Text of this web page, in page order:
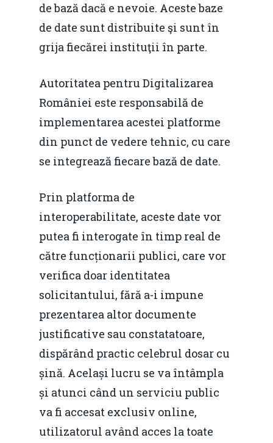
de bază dacă e nevoie. Aceste baze
de date sunt distribuite şi sunt în
grija fiecărei instituţii în parte.
Autoritatea pentru Digitalizarea
României este responsabilă de
implementarea acestei platforme
din punct de vedere tehnic, cu care
se integrează fiecare bază de date.
Prin platforma de
interoperabilitate, aceste date vor
putea fi interogate în timp real de
către funcționarii publici, care vor
verifica doar identitatea
solicitantului, fără a-i impune
prezentarea altor documente
justificative sau constatatoare,
dispărând practic celebrul dosar cu
șină. Același lucru se va întâmpla
și atunci când un serviciu public
va fi accesat exclusiv online,
utilizatorul având acces la toate
Home
Noutăți
Despre
Evenimente
Foto
Modelul economic
predictibilitate,
concurenţă.
Soluții de
IMM
Rolul băncilor în
IMM
Redresare vs.
Fiscalitate pentru o
Durabilă
Video
Politici Europene în
Economie
Video Forum Marea
Piața gazelor naturale:
predictibilitate,
concurență.
Contact
Burse pentru
Contact
Daniel Apostol
Email: